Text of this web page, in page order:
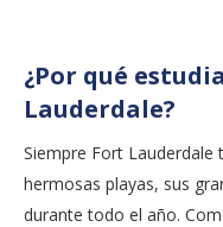
¿Por qué
Lauderdale?
Siempre Fort Lauderdale
hermosas playas, sus
durante todo el año.